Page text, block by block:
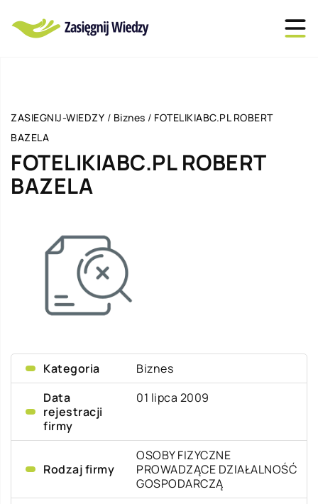
ZASIEGNIJ-WIEDZY / Biznes / FOTELIKIABC.PL ROBERT
BAZELA
FOTELIKIABC.PL ROBERT
BAZELA
Kategoria
Biznes
Data
rejestracji
firmy
01 lipca 2009
Rodzaj firmy
OSOBY FIZYCZNE
PROWADZĄCE DZIAŁALNOŚĆ
GOSPODARCZĄ